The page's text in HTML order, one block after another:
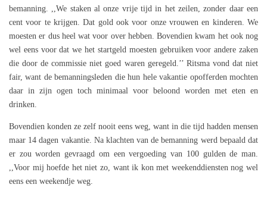
bemanning. ,,We staken al onze vrije tijd in het zeilen, zonder daar een
cent voor te krijgen. Dat gold ook voor onze vrouwen en kinderen. We
moesten er dus heel wat voor over hebben. Bovendien kwam het ook nog
wel eens voor dat we het startgeld moesten gebruiken voor andere zaken
die door de commissie niet goed waren geregeld.’’ Ritsma vond dat niet
fair, want de bemanningsleden die hun hele vakantie opofferden mochten
daar in zijn ogen toch minimaal voor beloond worden met eten en
drinken.
Bovendien konden ze zelf nooit eens weg, want in die tijd hadden mensen
maar 14 dagen vakantie. Na klachten van de bemanning werd bepaald dat
er zou worden gevraagd om een vergoeding van 100 gulden de man.
,,Voor mij hoefde het niet zo, want ik kon met weekenddiensten nog wel
eens een weekendje weg.